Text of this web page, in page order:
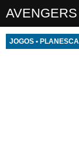
JOGOS •